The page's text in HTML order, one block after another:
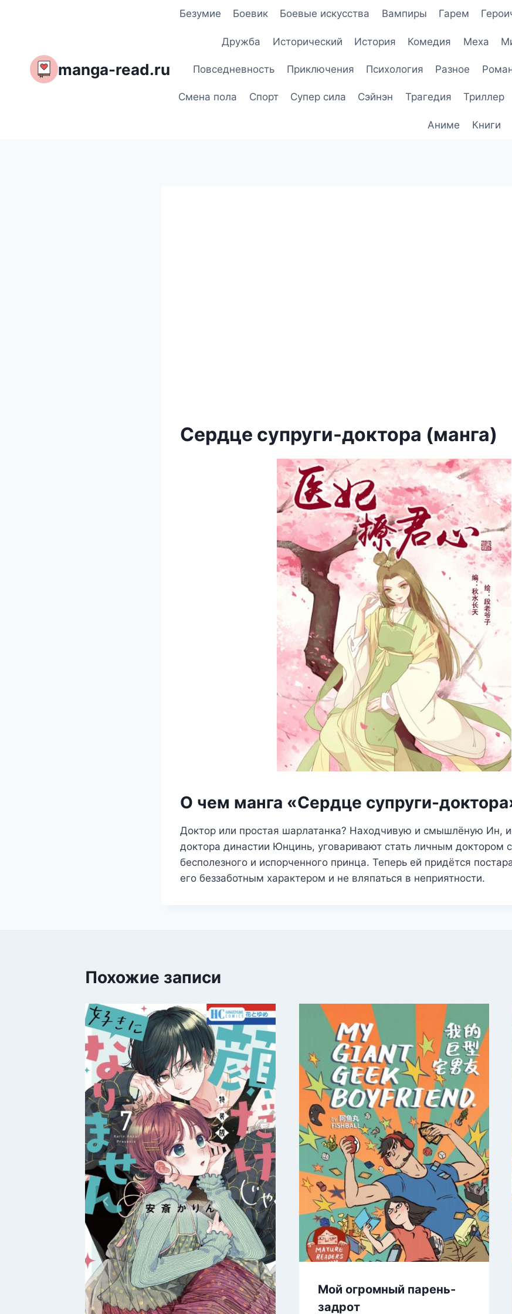
manga-read.ru
Безумие Боевик Боевые искусства Вампиры Гарем
Дружба Исторический История Комедия Меха
Повседневность Приключения Психология Разное
Смена пола Спорт Супер сила Сэйнэн Трагедия Триллер
Аниме Книги
Сердце супруги-доктора (манга)
О чем манга «Сердце супруги-
Доктор или простая шарлатанка? Находчивую и смышлёную Ин,
доктора династии Юнцинь, уговаривают стать личным доктором
бесполезного и испорченного принца. Теперь ей придётся
его беззаботным характером и не вляпаться в неприятности.
Похожие записи
Мой огромный парень-
задрот